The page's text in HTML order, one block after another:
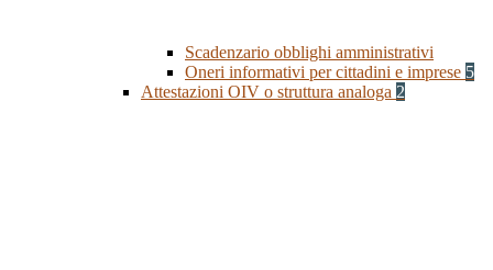
Scadenzario obblighi amministrativi
Oneri informativi per cittadini e imprese 5
Attestazioni OIV o struttura analoga 2